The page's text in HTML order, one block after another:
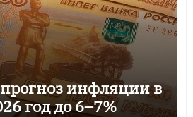
инфляции в
год до 6–7%